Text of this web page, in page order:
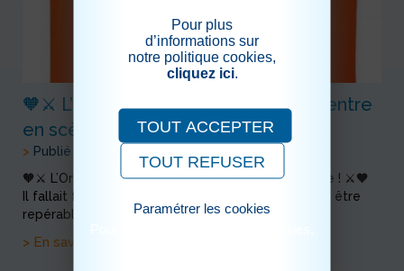
🧡⚔️ L’Ordre du Flamboyant Orange entre
en scène ! ⚔️🧡
> Publié le 25/04/2026
🧡⚔️ L’Ordre du Flamboyant Orange entre en scène ! ⚔️🧡
Il fallait faire un choix… 👉 Passer inaperçu… 👉 Ou être
repérable depuis le portail d'entrée jusqu’au f...
> En savoir plus
Pour plus
d’informations sur
notre politique cookies,
cliquez ici.
TOUT ACCEPTER
TOUT REFUSER
Paramétrer les cookies